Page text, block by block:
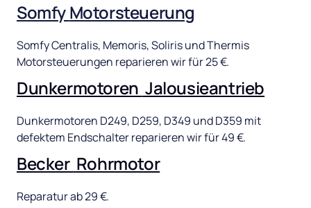
Somfy Motorsteuerung
Somfy Centralis, Memoris, Soliris und
Motorsteuerungen reparieren wir für 25 €.
Dunkermotoren Jalousieantrieb
Dunkermotoren D249, D259, D349 und D359
defektem Endschalter reparieren wir für 49 €.
Becker Rohrmotor
Reparatur ab 29 €.